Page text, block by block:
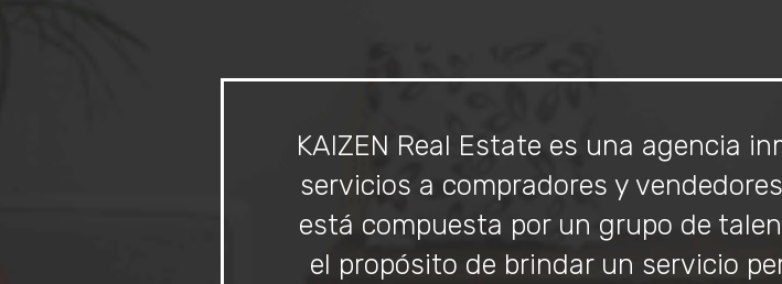
KAIZEN Real Estate es una agencia
servicios a compradores y
está compuesta por un grupo de
el propósito de brindar un servicio